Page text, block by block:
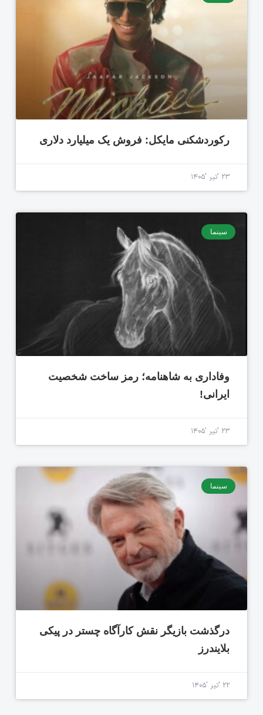
رکوردشکنی مایکل: فروش یک میلیارد دلاری
۲۳ 'تیر '۱۴۰۵
سینما
وفاداری به شاهنامه؛ رمز ساخت شخصیت
ایرانی!
۲۳ 'تیر '۱۴۰۵
سینما
درگذشت بازیگر نقش کارآگاه چستر در پیکی
بلایندرز
۲۲ 'تیر '۱۴۰۵